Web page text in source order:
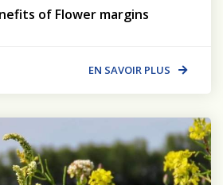
of Flower margins
EN SAVOIR PLUS